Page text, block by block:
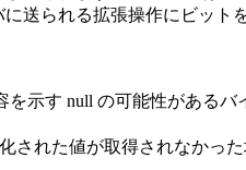
送られる拡張操作にビット
示す null の可能性があるバ
された値が取得されなかっ